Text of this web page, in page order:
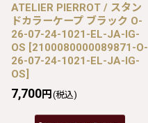
ATELIER PIERROT / スタン
ドカラーケープ ブラック O-
26-07-24-1021-EL-JA-IG-
OS [2100080000089871-O-
26-07-24-1021-EL-JA-IG-
OS]
7,700円 (税込)